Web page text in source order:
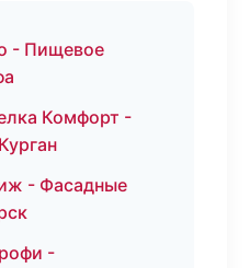
- Пищевое
Комфорт -
- Фасадные
-